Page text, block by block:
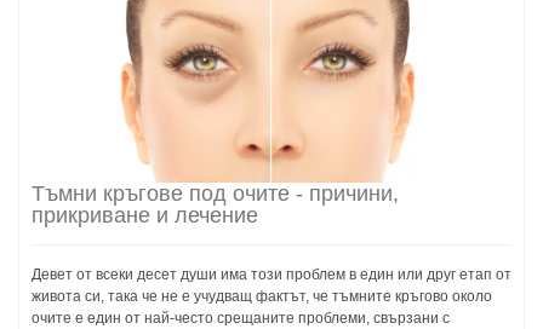
Тъмни кръгове под очите - причини,
прикриване и лечение
Девет от всеки десет души има този проблем в един или друг етап от
живота си, така че не е учудващ фактът, че тъмните кръгово около
очите е един от най-често срещаните проблеми, свързани с